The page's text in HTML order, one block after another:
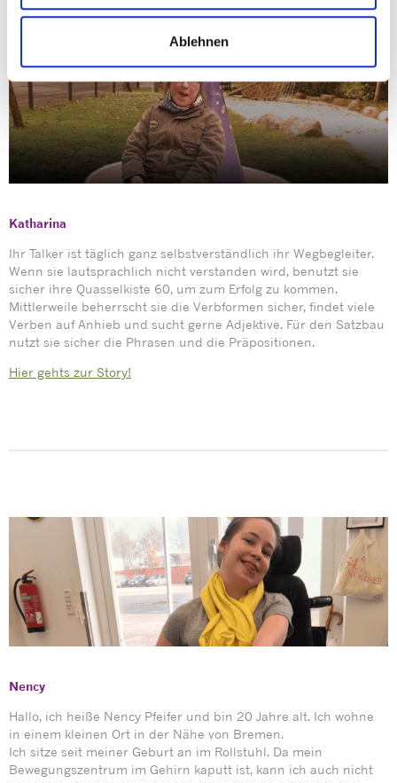
Ablehnen
Katharina
Ihr Talker ist täglich ganz selbstverständlich ihr Wegbegleiter.
Wenn sie lautsprachlich nicht verstanden wird, benutzt sie
sicher ihre Quasselkiste 60, um zum Erfolg zu kommen.
Mittlerweile beherrscht sie die Verbformen sicher, findet viele
Verben auf Anhieb und sucht gerne Adjektive. Für den Satzbau
nutzt sie sicher die Phrasen und die Präpositionen.
Hier gehts zur Story!
Nency
Hallo, ich heiße Nency Pfeifer und bin 20 Jahre alt. Ich wohne
in einem kleinen Ort in der Nähe von Bremen.
Ich sitze seit meiner Geburt an im Rollstuhl. Da mein
Bewegungszentrum im Gehirn kaputt ist, kann ich auch nicht